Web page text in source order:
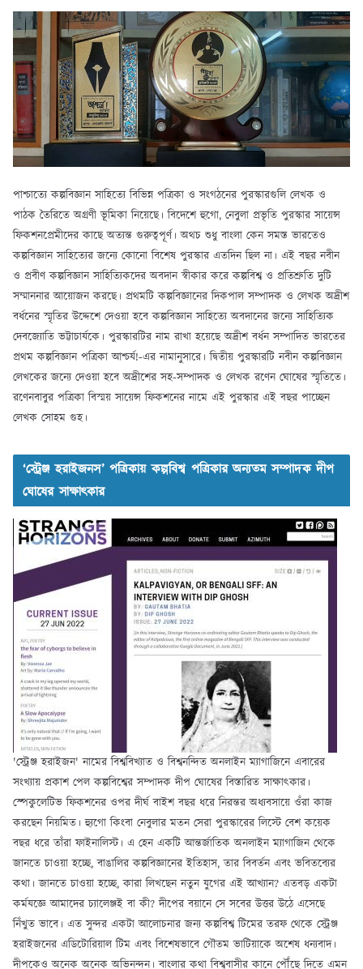
পাশ্চাত্যে কল্পবিজ্ঞান সাহিত্যে বিভিন্ন পত্রিকা ও সংগঠনের পুরস্কারগুলি লেখক ও
পাঠক তৈরিতে অগ্রণী ভূমিকা নিয়েছে। বিদেশে হুগো, নেবুলা প্রভৃতি পুরস্কার সায়েন্স
ফিকশনপ্রেমীদের কাছে অত্যন্ত গুরুত্বপূর্ণ। অথচ শুধু বাংলা কেন সমস্ত ভারতেও
কল্পবিজ্ঞান সাহিত্যের জন্যে কোনো বিশেষ পুরস্কার এতদিন ছিল না। এই বছর নবীন
ও প্রবীণ কল্পবিজ্ঞান সাহিত্যিকদের অবদান স্বীকার করে কল্পবিশ্ব ও প্রতিশ্রুতি দুটি
সম্মাননার আয়োজন করছে। প্রথমটি কল্পবিজ্ঞানের দিকপাল সম্পাদক ও লেখক অদ্রীশ
বর্ধনের স্মৃতির উদ্দেশে দেওয়া হবে কল্পবিজ্ঞান সাহিত্যে অবদানের জন্যে সাহিত্যিক
দেবজ্যোতি ভট্টাচার্যকে। পুরস্কারটির নাম রাখা হয়েছে অদ্রীশ বর্ধন সম্পাদিত ভারতের
প্রথম কল্পবিজ্ঞান পত্রিকা আশ্চর্য!-এর নামানুসারে। দ্বিতীয় পুরস্কারটি নবীন কল্পবিজ্ঞান
লেখকের জন্যে দেওয়া হবে অদ্রীশের সহ-সম্পাদক ও লেখক রণেন ঘোষের স্মৃতিতে।
রণেনবাবুর পত্রিকা বিস্ময় সায়েন্স ফিকশনের নামে এই পুরস্কার এই বছর পাচ্ছেন
লেখক সোহম গুহ।
‘স্ট্রেঞ্জ হরাইজনস’ পত্রিকায় কল্পবিশ্ব পত্রিকার অন্যতম সম্পাদক দীপ
ঘোষের সাক্ষাৎকার
'স্ট্রেঞ্জ হরাইজন' নামের বিশ্ববিখ্যাত ও বিশ্বনন্দিত অনলাইন ম্যাগাজিনে এবারের
সংখ্যায় প্রকাশ পেল কল্পবিশ্বের সম্পাদক দীপ ঘোষের বিস্তারিত সাক্ষাৎকার।
স্পেকুলেটিভ ফিকশনের ওপর দীর্ঘ বাইশ বছর ধরে নিরন্তর অধ্যবসায়ে ওঁরা কাজ
করছেন নিয়মিত। হ্যুগো কিংবা নেবুলার মতন সেরা পুরস্কারের লিস্টে বেশ কয়েক
বছর ধরে তাঁরা ফাইনালিস্ট। এ হেন একটি আন্তর্জাতিক অনলাইন ম্যাগাজিন থেকে
জানতে চাওয়া হচ্ছে, বাঙালির কল্পবিজ্ঞানের ইতিহাস, তার বিবর্তন এবং ভবিতব্যের
কথা। জানতে চাওয়া হচ্ছে, কারা লিখছেন নতুন যুগের এই আখ্যান? এতবড় একটা
কর্মযজ্ঞে আমাদের চ্যালেঞ্জই বা কী? দীপের বয়ানে সে সবের উত্তর উঠে এসেছে
নিঁখুত ভাবে। এত সুন্দর একটা আলোচনার জন্য কল্পবিশ্ব টিমের তরফ থেকে স্ট্রেঞ্জ
হরাইজনের এডিটোরিয়াল টিম এবং বিশেষভাবে গৌতম ভাটিয়াকে অশেষ ধন্যবাদ।
দীপকেও অনেক অনেক অভিনন্দন। বাংলার কথা বিশ্ববাসীর কানে পৌঁছে দিতে এমন